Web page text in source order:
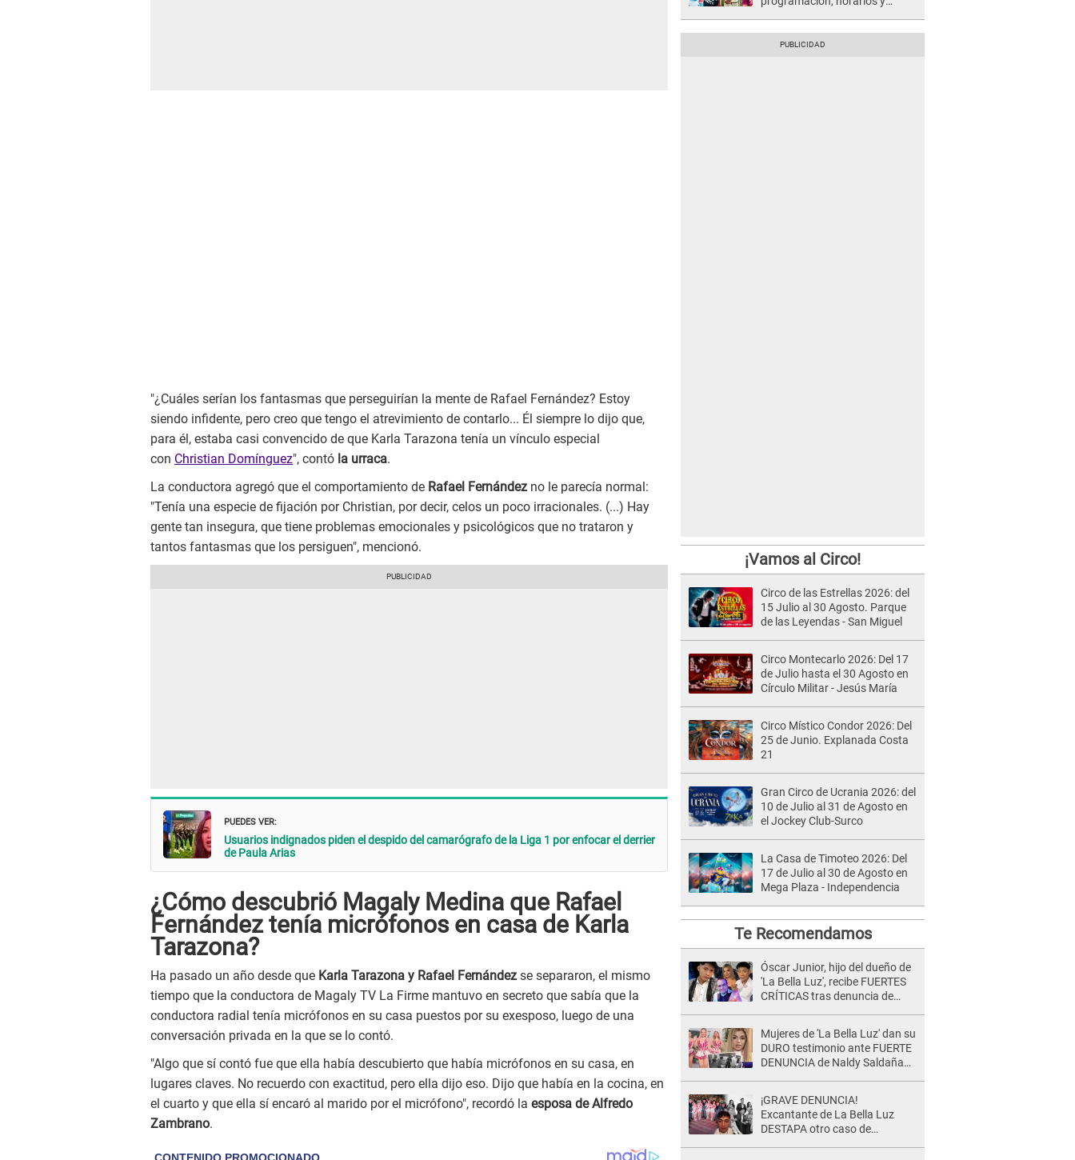
"¿Cuáles serían los fantasmas que perseguirían la mente de Rafael Fernández? Estoy
siendo infidente, pero creo que tengo el atrevimiento de contarlo... Él siempre lo dijo que,
para él, estaba casi convencido de que Karla Tarazona tenía un vínculo especial
con Christian Domínguez", contó la urraca.
La conductora agregó que el comportamiento de Rafael Fernández no le parecía normal:
"Tenía una especie de fijación por Christian, por decir, celos un poco irracionales. (...) Hay
gente tan insegura, que tiene problemas emocionales y psicológicos que no trataron y
tantos fantasmas que los persiguen", mencionó.
PUEDES VER:
Usuarios indignados piden el despido del camarógrafo de la Liga 1 por enfocar el derrier
de Paula Arias
¿Cómo descubrió Magaly Medina que Rafael
Fernández tenía micrófonos en casa de Karla
Tarazona?
Ha pasado un año desde que Karla Tarazona y Rafael Fernández se separaron, el mismo
tiempo que la conductora de Magaly TV La Firme mantuvo en secreto que sabía que la
conductora radial tenía micrófonos en su casa puestos por su exesposo, luego de una
conversación privada en la que se lo contó.
"Algo que sí contó fue que ella había descubierto que había micrófonos en su casa, en
lugares claves. No recuerdo con exactitud, pero ella dijo eso. Dijo que había en la cocina, en
el cuarto y que ella sí encaró al marido por el micrófono", recordó la esposa de Alfredo
Zambrano.
¡Vamos al Circo!
Circo de las Estrellas 2026: del
15 Julio al 30 Agosto. Parque
de las Leyendas - San Miguel
Circo Montecarlo 2026: Del 17
de Julio hasta el 30 Agosto en
Círculo Militar - Jesús María
Circo Místico Condor 2026: Del
25 de Junio. Explanada Costa
21
Gran Circo de Ucrania 2026: del
10 de Julio al 31 de Agosto en
el Jockey Club-Surco
La Casa de Timoteo 2026: Del
17 de Julio al 30 de Agosto en
Mega Plaza - Independencia
Te Recomendamos
Óscar Junior, hijo del dueño de
'La Bella Luz', recibe FUERTES
CRÍTICAS tras denuncia de
Mujeres de 'La Bella Luz' dan su
DURO testimonio ante FUERTE
DENUNCIA de Naldy Saldaña
¡GRAVE DENUNCIA!
Excantante de La Bella Luz
DESTAPA otro caso de